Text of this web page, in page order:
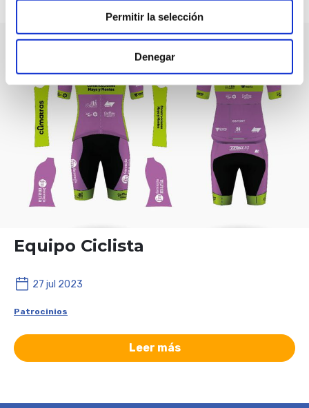
Permitir la selección
Denegar
Equipo Ciclista
27 jul 2023
Patrocinios
Leer más